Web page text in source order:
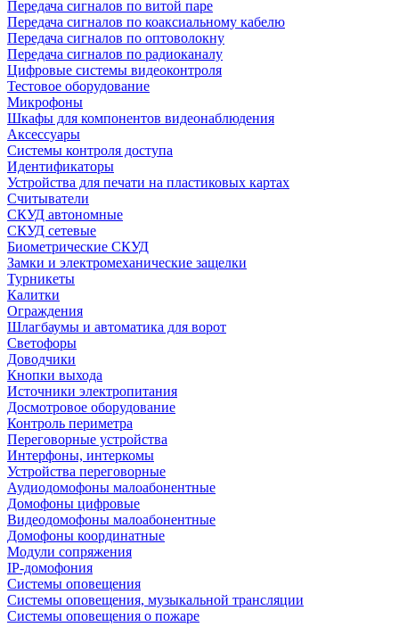
Передача сигналов по витой паре
Передача сигналов по коаксиальному кабелю
Передача сигналов по оптоволокну
Передача сигналов по радиоканалу
Цифровые системы видеоконтроля
Тестовое оборудование
Микрофоны
Шкафы для компонентов видеонаблюдения
Аксессуары
Системы контроля доступа
Идентификаторы
Устройства для печати на пластиковых картах
Считыватели
СКУД автономные
СКУД сетевые
Биометрические СКУД
Замки и электромеханические защелки
Турникеты
Калитки
Ограждения
Шлагбаумы и автоматика для ворот
Светофоры
Доводчики
Кнопки выхода
Источники электропитания
Досмотровое оборудование
Контроль периметра
Переговорные устройства
Интерфоны, интеркомы
Устройства переговорные
Аудиодомофоны малоабонентные
Домофоны цифровые
Видеодомофоны малоабонентные
Домофоны координатные
Модули сопряжения
IP-домофония
Системы оповещения
Системы оповещения, музыкальной трансляции
Системы оповещения о пожаре